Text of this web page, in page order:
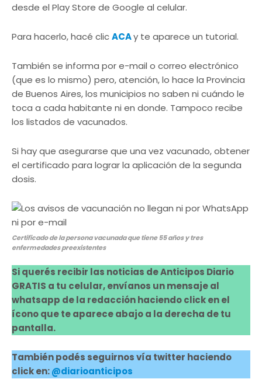
desde el Play Store de Google al celular.
Para hacerlo, hacé clicACAy te aparece un tutorial.
También se informa por e-mail o correo electrónico
(que es lo mismo) pero, atención, lo hace la Provincia
de Buenos Aires, los municipios no saben ni cuándo le
toca a cada habitante ni en donde. Tampoco recibe
los listados de vacunados.
Si hay que asegurarse que una vez vacunado, obtener
el certificado para lograr la aplicación de la segunda
dosis.
Certificado de la persona vacunada que tiene 55 años y tres
enfermedades preexistentes
Si querés recibir las noticias de Anticipos Diario
GRATIS a tu celular, envíanos un mensaje al
whatsapp de la redacción haciendo click en el
ícono que te aparece abajo a la derecha de tu
pantalla.
También podés seguirnos vía twitter haciendo
click en:@diarioanticipos